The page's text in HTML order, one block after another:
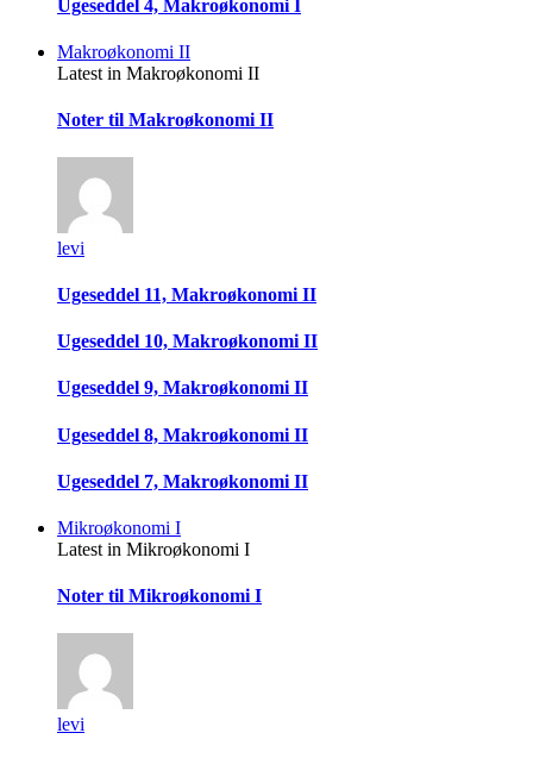
Ugeseddel 4, Makroøkonomi I
Makroøkonomi II
Latest in Makroøkonomi II
Noter til Makroøkonomi II
levi
Ugeseddel 11, Makroøkonomi II
Ugeseddel 10, Makroøkonomi II
Ugeseddel 9, Makroøkonomi II
Ugeseddel 8, Makroøkonomi II
Ugeseddel 7, Makroøkonomi II
Mikroøkonomi I
Latest in Mikroøkonomi I
Noter til Mikroøkonomi I
levi